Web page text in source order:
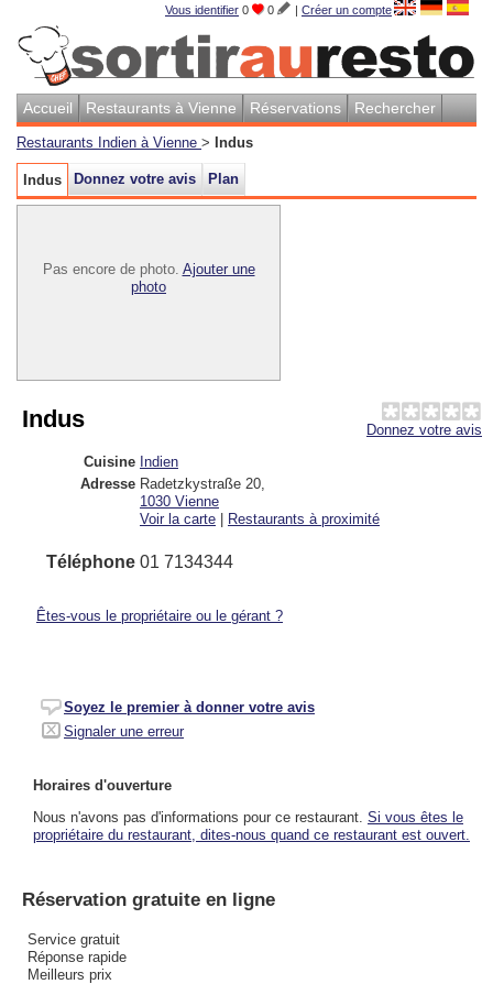
Vous identifier 0 0 | Créer un compte
Accueil Restaurants à Vienne Réservations Rechercher
Restaurants Indien à Vienne > Indus
Indus Donnez votre avis Plan
Pas encore de photo. Ajouter une
photo
Donnez votre avis
Indus
Cuisine Indien
Adresse Radetzkystraße 20
1030 Vienne
Voir la carte
Restaurants à proximité
Téléphone 01 7134344
Êtes-vous le propriétaire ou le gérant ?
Soyez le premier à donner votre avis
Signaler une erreur
Horaires d'ouverture
Nous n'avons pas d'informations pour ce restaurant. Si vous êtes le
propriétaire du restaurant, dites-nous quand ce restaurant est ouvert.
Réservation gratuite en ligne
Service gratuit
Réponse rapide
Meilleurs prix